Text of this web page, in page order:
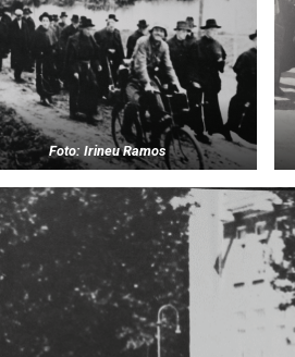
Foto: Irineu Ramos